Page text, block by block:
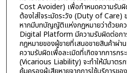
Cost Avoider) เพื่อกำหนดความรับผิ
ต้องใส่ใจระมัดระวัง (Duty of
หากมีบทบัญญัติแห่งกฎหมายว่าด้วยคว
Digital Platform มีความรับผิดต่อกา
กฎหมายของผู้ขายที่เสนอขายสินค้าผ่
ความรับผิดเพื่อละเมิดที่เกิดจากการก
(Vicarious Liability) จะทำให้มีมาตร